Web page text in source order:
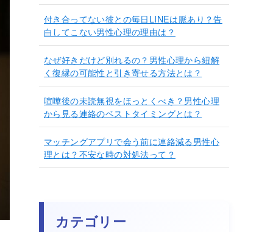
付き合ってない彼との毎日LINEは脈あり？告
白してこない男性心理の理由は？
なぜ好きだけど別れるの？男性心理から紐解
く復縁の可能性と引き寄せる方法とは？
喧嘩後の未読無視をほっとくべき？男性心理
から見る連絡のベストタイミングとは？
マッチングアプリで会う前に連絡減る男性心
理とは？不安な時の対処法って？
カテゴリー